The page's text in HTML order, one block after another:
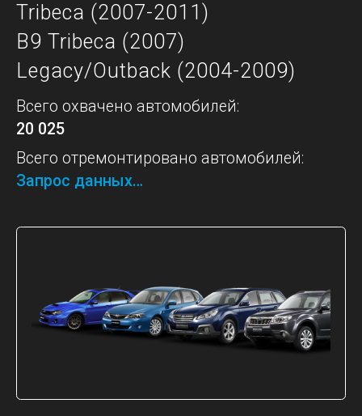
Tribeca (2007-2011)
B9 Tribeca (2007)
Legacy/Outback (2004-2009)
Всего охвачено автомобилей:
20 025
Всего отремонтировано автомобилей:
Запрос данных…